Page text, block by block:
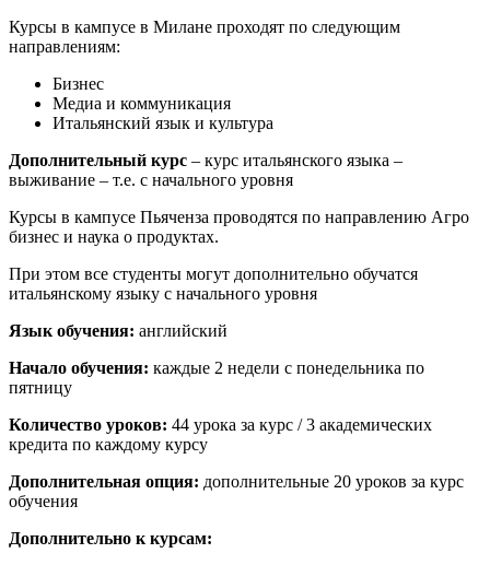
Курсы в кампусе в Милане проходят по следующим
направлениям:
Бизнес
Медиа и коммуникация
Итальянский язык и культура
Дополнительный курс – курс итальянского языка –
выживание – т.е. с начального уровня
Курсы в кампусе Пьяченза проводятся по направлению Агро
бизнес и наука о продуктах.
При этом все студенты могут дополнительно обучатся
итальянскому языку с начального уровня
Язык обучения: английский
Начало обучения: каждые 2 недели с понедельника по
пятницу
Количество уроков: 44 урока за курс / 3 академических
кредита по каждому курсу
Дополнительная опция: дополнительные 20 уроков за курс
обучения
Дополнительно к курсам: